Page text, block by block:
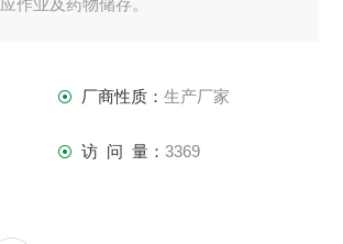
作业及药物储存。
厂商性质： 生产厂家
访 问 量： 3369